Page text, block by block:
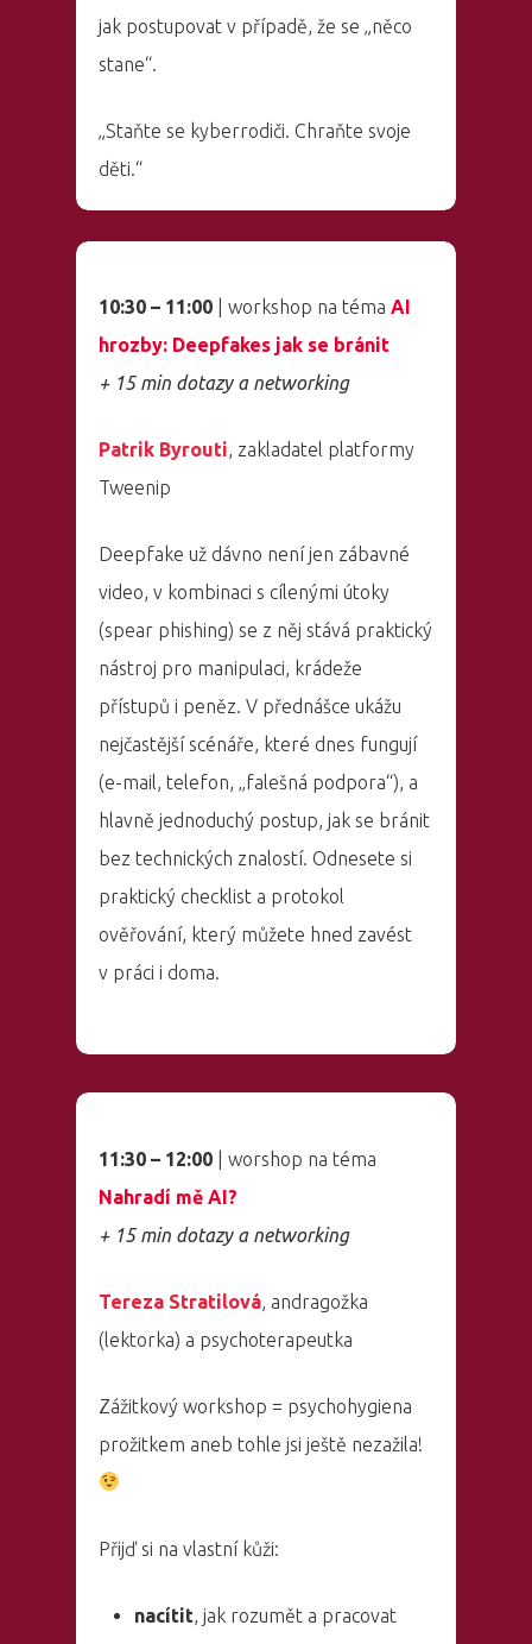
jak postupovat v případě, že se „něco
stane“.
„Staňte se kyberrodiči. Chraňte svoje
děti.“
10:30 – 11:00 | workshop na témaAI
hrozby: Deepfakes jak se bránit
+ 15 min dotazy a networking
Patrik Byrouti, zakladatel platformy
Tweenip
Deepfake už dávno není jen zábavné
video, v kombinaci s cílenými útoky
(spear phishing) se z něj stává praktický
nástroj pro manipulaci, krádeže
přístupů i peněz. V přednášce ukážu
nejčastější scénáře, které dnes fungují
(e-mail, telefon, „falešná podpora“), a
hlavně jednoduchý postup, jak se bránit
bez technických znalostí. Odnesete si
praktický checklist a protokol
ověřování, který můžete hned zavést
v práci i doma.
11:30 – 12:00 | worshop na téma
Nahradí mě AI?
+ 15 min dotazy a networking
Tereza Stratilová , andragožka
(lektorka) a psychoterapeutka
Zážitkový workshop = psychohygiena
prožitkem aneb tohle jsi ještě nezažila!
Přijď si na vlastní kůži:
nacítit , jak rozumět a pracovat